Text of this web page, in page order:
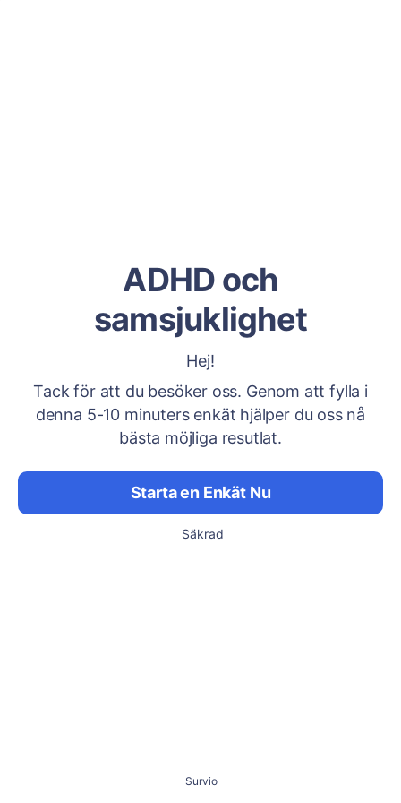
ADHD och
samsjuklighet
Hej!
Tack för att du besöker oss. Genom att fylla i
denna 5-10 minuters enkät hjälper du oss nå
bästa möjliga resutlat.
Starta en Enkät Nu
Säkrad
Survio